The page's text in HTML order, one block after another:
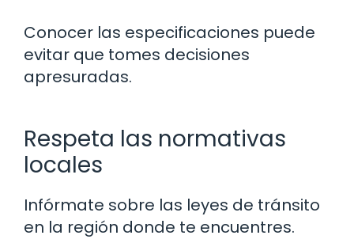
Conocer las especificaciones puede
evitar que tomes decisiones
apresuradas.
Respeta las normativas
locales
Infórmate sobre las leyes de tránsito
en la región donde te encuentres.